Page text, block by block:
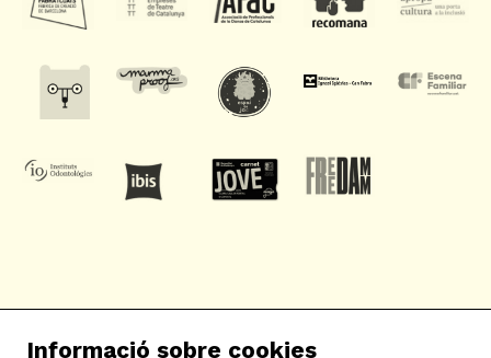
Informació sobre cookies